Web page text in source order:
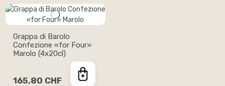
Grappa di Barolo
Confezione «for Four»
Marolo (4x20cl)
165,80 CHF